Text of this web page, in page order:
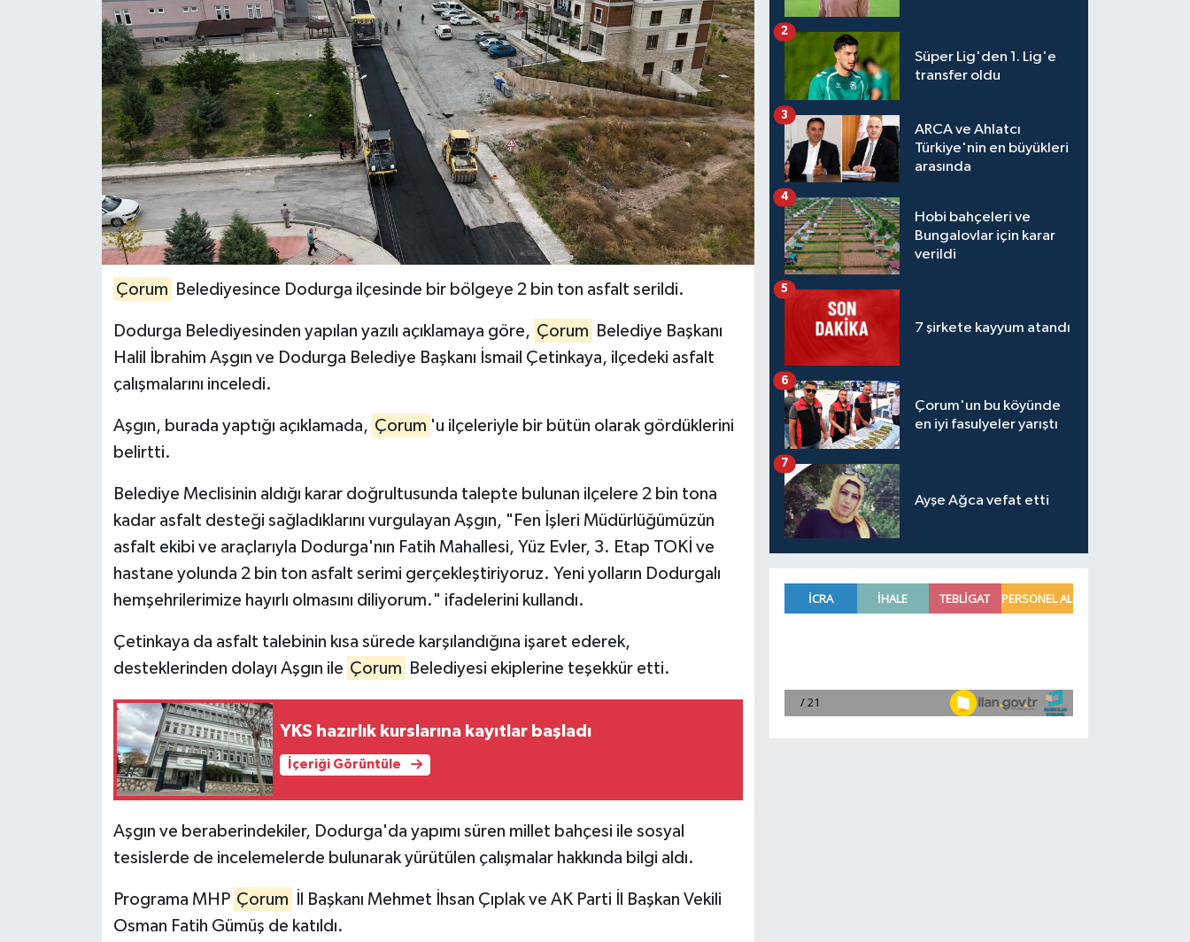
Çorum Belediyesince Dodurga ilçesinde bir bölgeye 2 bin ton asfalt serildi.
Dodurga Belediyesinden yapılan yazılı açıklamaya göre, Çorum
Belediye Başkanı
Halil İbrahim Aşgın ve Dodurga Belediye Başkanı İsmail Çetinkaya, ilçedeki asfalt
çalışmalarını inceledi.
Aşgın, burada yaptığı açıklamada, Çorum 'u ilçeleriyle bir bütün olarak gördüklerini
belirtti.
Belediye Meclisinin aldığı karar doğrultusunda talepte bulunan ilçelere 2 bin tona
kadar asfalt desteği sağladıklarını vurgulayan Aşgın, "Fen İşleri Müdürlüğümüzün
asfalt ekibi ve araçlarıyla Dodurga'nın Fatih Mahallesi, Yüz Evler, 3. Etap TOKİ ve
hastane yolunda 2 bin ton asfalt serimi gerçekleştiriyoruz. Yeni yolların Dodurgalı
hemşehrilerimize hayırlı olmasını diliyorum." ifadelerini kullandı.
Çetinkaya da asfalt talebinin kısa sürede karşılandığına işaret ederek,
desteklerinden dolayı Aşgın ile Çorum Belediyesi ekiplerine teşekkür etti.
YKS hazırlık kurslarına kayıtlar başladı
İçeriği Görüntüle
Aşgın ve beraberindekiler, Dodurga'da yapımı süren millet bahçesi ile sosyal
tesislerde de incelemelerde bulunarak yürütülen çalışmalar hakkında bilgi aldı.
Programa MHP Çorum
İl Başkanı Mehmet İhsan Çıplak ve AK Parti İl Başkan Vekili
Osman Fatih Gümüş de katıldı.
Süper Lig'den 1. Lig'e
transfer oldu
2
ARCA ve Ahlatcı
Türkiye'nin en büyükleri
arasında
3
Hobi bahçeleri ve
Bungalovlar için karar
verildi
4
7 şirkete kayyum atandı
5
Çorum'un bu köyünde
en iyi fasulyeler yarıştı
6
Ayşe Ağca vefat etti
7
İLÇELER
OTOPARK
TEKNOLOJİ